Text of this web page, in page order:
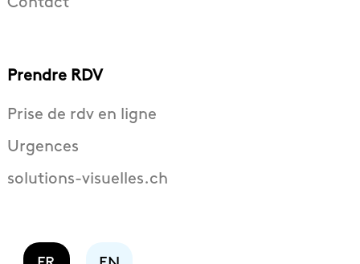
Prendre RDV
Prise de rdv en ligne
Urgences
solutions-visuelles.ch